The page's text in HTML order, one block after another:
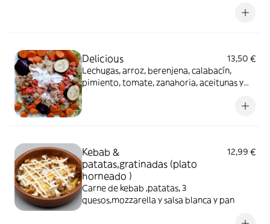
Delicious
13,50 €
Lechugas, arroz, berenjena, calabacín,
pimiento, tomate, zanahoria, aceitunas y
Kebab &
patatas,gratinadas (plato
horneado )
12,99 €
Carne de kebab ,patatas, 3
quesos,mozzarella y salsa blanca y pan